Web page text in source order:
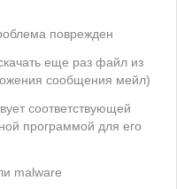
поврежден
еще раз файл из
сообщения мейл)
соответствующей
программой для его
malware